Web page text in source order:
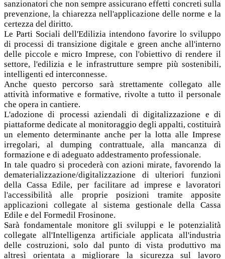
sanzionatori che non sempre assicurano effetti concreti sulla
prevenzione, la chiarezza nell'applicazione delle norme e la
certezza del diritto.
Le Parti Sociali dell'Edilizia intendono favorire lo sviluppo
di processi di transizione digitale e green anche all'interno
delle piccole e micro Imprese, con l'obiettivo di rendere il
settore, l'edilizia e le infrastrutture sempre più sostenibili,
intelligenti ed interconnesse.
Anche questo percorso sarà strettamente collegato alle
attività informative e formative, rivolte a tutto il personale
che opera in cantiere.
L'adozione di processi aziendali di digitalizzazione e di
piattaforme dedicate al monitoraggio degli appalti, costituirà
un elemento determinante anche per la lotta alle Imprese
irregolari, al dumping contrattuale, alla mancanza di
formazione e di adeguato addestramento professionale.
In tale quadro si procederà con azioni mirate, favorendo la
dematerializzazione/digitalizzazione di ulteriori funzioni
della Cassa Edile, per facilitare ad imprese e lavoratori
l'accessibilità alle proprie posizioni tramite apposite
applicazioni collegate al sistema gestionale della Cassa
Edile e del Formedil Frosinone.
Sarà fondamentale monitore gli sviluppi e le potenzialità
collegate all'Intelligenza artificiale applicata all'industria
delle costruzioni, solo dal punto di vista produttivo ma
altresì orientata a migliorare la sicurezza sul lavoro